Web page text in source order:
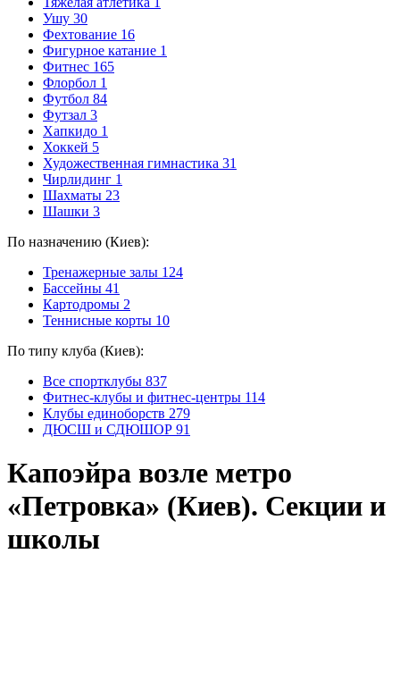
Ушу 30
Фехтование 16
Фигурное катание 1
Фитнес 165
Флорбол 1
Футбол 84
Футзал 3
Хапкидо 1
Хоккей 5
Художественная гимнастика 31
Чирлидинг 1
Шахматы 23
Шашки 3
По назначению (Киев):
Тренажерные залы 124
Бассейны 41
Картодромы 2
Теннисные корты 10
По типу клуба (Киев):
Все спортклубы 837
Фитнес-клубы и фитнес-центры 114
Клубы единоборств 279
ДЮСШ и СДЮШОР 91
Капоэйра возле метро
«Петровка» (Киев). Секции и
школы